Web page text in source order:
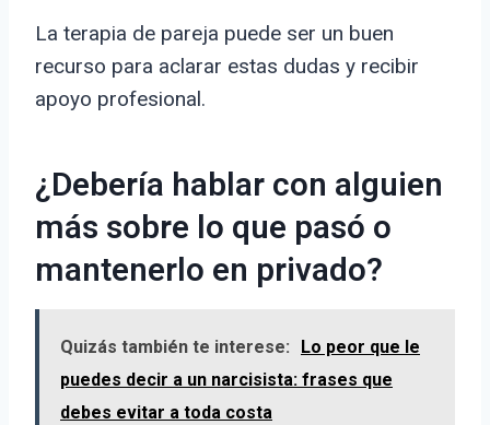
La terapia de pareja puede ser un buen
recurso para aclarar estas dudas y recibir
apoyo profesional.
¿Debería hablar con alguien
más sobre lo que pasó o
mantenerlo en privado?
Quizás también te interese:
Lo peor que le
puedes decir a un narcisista: frases que
debes evitar a toda costa